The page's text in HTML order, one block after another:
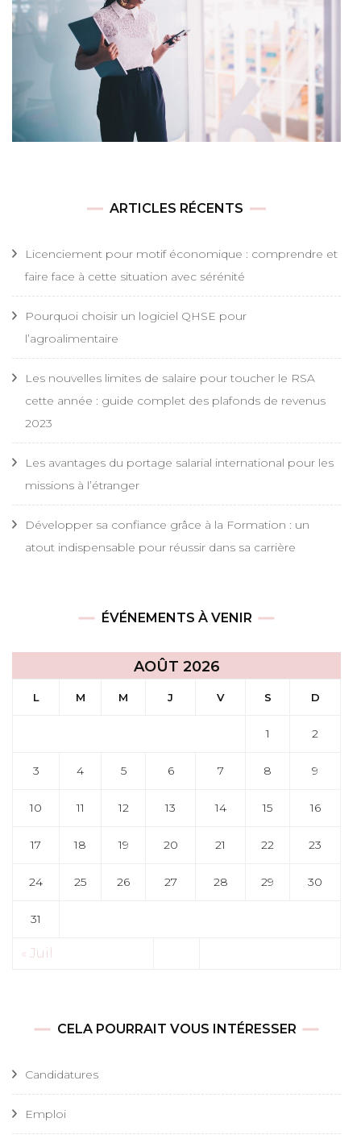
ARTICLES RÉCENTS
Licenciement pour motif économique : comprendre et
faire face à cette situation avec sérénité
Pourquoi choisir un logiciel QHSE pour
l’agroalimentaire
Les nouvelles limites de salaire pour toucher le RSA
cette année : guide complet des plafonds de revenus
2023
Les avantages du portage salarial international pour les
missions à l’étranger
Développer sa confiance grâce à la Formation : un
atout indispensable pour réussir dans sa carrière
ÉVÉNEMENTS À VENIR
AOÛT 2026
L M M J V S D
1 2
3 4 5 6 7 8 9
10 11 12 13 14 15 16
17 18 19 20 21 22 23
24 25 26 27 28 29 30
31
« Juil
CELA POURRAIT VOUS INTÉRESSER
Candidatures
Emploi